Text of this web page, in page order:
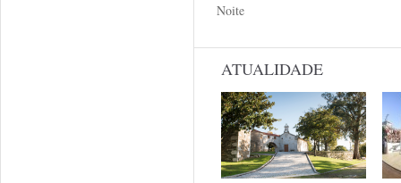
Noite
ATUALIDADE